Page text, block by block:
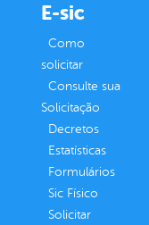
E-sic
Como
solicitar
Consulte sua
Solicitação
Decretos
Estatísticas
Formulários
Sic Físico
Solicitar